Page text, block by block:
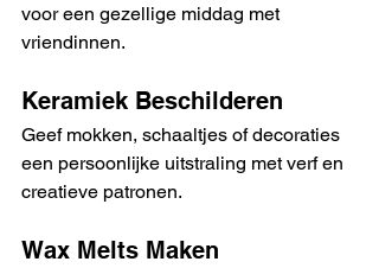
voor een gezellige middag met
vriendinnen.
Keramiek Beschilderen
Geef mokken, schaaltjes of decoraties
een persoonlijke uitstraling met verf en
creatieve patronen.
Wax Melts Maken